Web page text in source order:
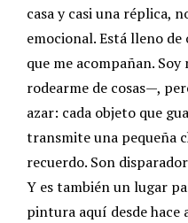
casa y casi una réplica,
emocional. Está lleno de
que me acompañan.
rodearme de cosas—,
azar: cada objeto que
transmite una pequeña
recuerdo. Son
Y es también un lugar
pintura aquí desde hace